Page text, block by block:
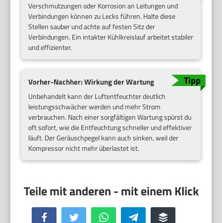
Verschmutzungen oder Korrosion an Leitungen und
Verbindungen können zu Lecks führen. Halte diese
Stellen sauber und achte auf festen Sitz der
Verbindungen. Ein intakter Kühlkreislauf arbeitet stabiler
und effizienter.
Vorher-Nachher: Wirkung der Wartung
Unbehandelt kann der Luftentfeuchter deutlich
leistungsschwächer werden und mehr Strom
verbrauchen. Nach einer sorgfältigen Wartung spürst du
oft sofort, wie die Entfeuchtung schneller und effektiver
läuft. Der Geräuschpegel kann auch sinken, weil der
Kompressor nicht mehr überlastet ist.
Facebook Twitter WhatsApp Telegram Buffer